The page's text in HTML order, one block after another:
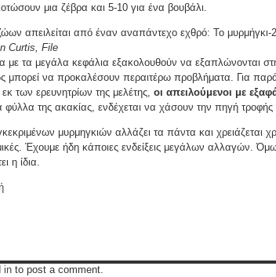
μια ζέβρα και 5-10 για ένα βουβάλι.
Curtis, File
με τα μεγάλα κεφάλια εξακολουθούν να εξαπλώνονται
μπορεί να προκαλέσουν περαιτέρω προβλήματα. Για
εκ των ερευνητρίων της μελέτης, οι απειλούμενοι με
φύλλα της ακακίας, ενδέχεται να χάσουν την πηγή τροφής
μυρμηγκιών αλλάζει τα πάντα και χρειάζεται
Έχουμε ήδη κάποιες ενδείξεις μεγάλων αλλαγών.
η ίδια.
in to post a comment.